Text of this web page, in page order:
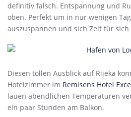
definitiv falsch. Entspannung und
oben. Perfekt um in nur wenigen
auszuspannen und sich Zeit für
Diesen tollen Ausblick auf Rijeka
Hotelzimmer im Remisens Hotel
lauen abendlichen Temperaturen
ein paar Stunden am Balkon.